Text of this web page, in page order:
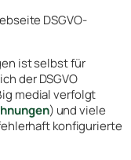
DSGVO-
ist selbst für
der DSGVO
medial verfolgt
) und viele
konfigurierte